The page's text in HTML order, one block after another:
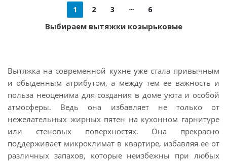
1 2 3 6
Выбираем вытяжки козырьковые
Вытяжка на современной кухне уже стала привычным
и обыденным атрибутом, а между тем ее важность и
польза неоценима для создания в доме уюта и особой
атмосферы. Ведь она избавляет не только от
нежелательных жирных пятен на кухонном гарнитуре
или стеновых поверхностях. Она прекрасно
поддерживает микроклимат в квартире, избавляя ее от
различных запахов, которые неизбежны при любых